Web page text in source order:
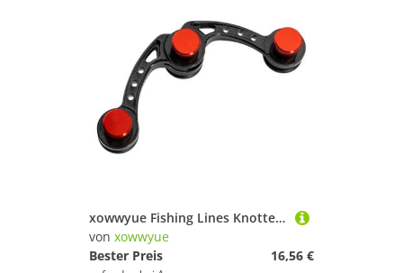
xowwyue Fishing Lines Knotter | Draht Knoten Hilfe für Schnüre - Kompakt Starke Ausrüstung Für Anfänger Enthusiasten Familie
von xowwyue
Bester Preis
16,56 €